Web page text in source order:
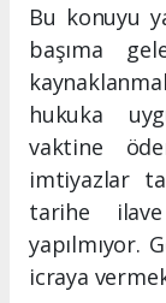
Bu konuyu
başıma
hukuka
vaktine
imtiyazlar
tarihe
yapılmıyor.
icraya